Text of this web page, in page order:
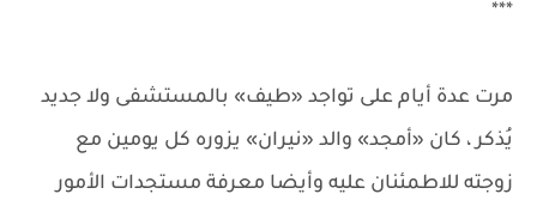
***
مرت عدة أيام على تواجد «طيف» بالمستشفى ولا جديد
يُذكر ، كان «أمجد» والد «نيران» يزوره كل يومين مع
زوجته للاطمئنان عليه وأيضا معرفة مستجدات الأمور